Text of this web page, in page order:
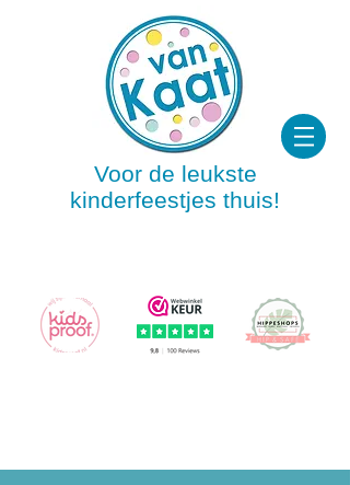
Voor de leukste
kinderfeestjes thuis!